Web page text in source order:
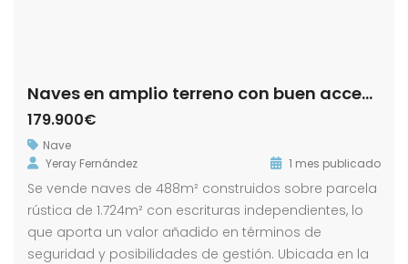
Naves en amplio terreno con buen acceso
179.900€
Nave
Yeray Fernández
1 mes publicado
Se vende naves de 488m² construidos sobre parcela
rústica de 1.724m² con escrituras independientes, lo
que aporta un valor añadido en términos de
seguridad y posibilidades de gestión. Ubicada en la